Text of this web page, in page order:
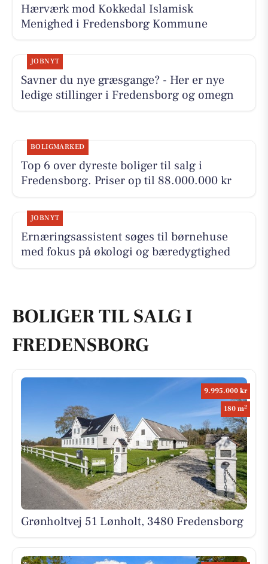
Hærværk mod Kokkedal Islamisk
Menighed i Fredensborg Kommune
JOBNYT
Savner du nye græsgange? - Her er nye
ledige stillinger i Fredensborg og omegn
BOLIGMARKED
Top 6 over dyreste boliger til salg i
Fredensborg. Priser op til 88.000.000 kr
JOBNYT
Ernæringsassistent søges til børnehuse
med fokus på økologi og bæredygtighed
BOLIGER TIL SALG I
FREDENSBORG
9.995.000 kr
180 m2
Grønholtvej 51 Lønholt, 3480 Fredensborg